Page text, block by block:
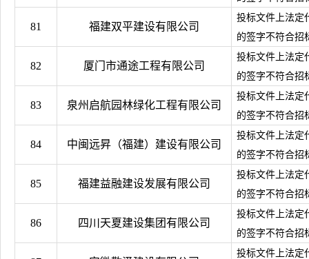
81 福建双平建设有限公司
投标文件上法定
的签字不符合招
82 厦门市通途工程有限公司
投标文件上法定
的签字不符合招
83 泉州启航园林绿化工程有限公司
投标文件上法定
的签字不符合招
84 中闽远昇（福建）建设有限公司
投标文件上法定
的签字不符合招
85 福建益融建设发展有限公司
投标文件上法定
的签字不符合招
86 四川天夏建设集团有限公司
投标文件上法定
的签字不符合招
投标文件上法定